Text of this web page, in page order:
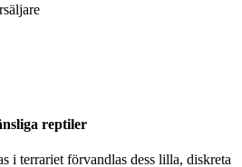
reptiler
i terrariet förvandlas dess lilla, diskreta